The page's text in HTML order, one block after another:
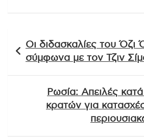
άρθρων
Οι διδασκαλίες του Όζι
σύμφωνα με τον Τζιν
Ρωσία: Απειλές
κρατών για